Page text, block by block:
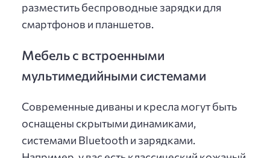
разместить беспроводные зарядки для
смартфонов и планшетов.
Мебель с встроенными
мультимедийными системами
Современные диваны и кресла могут быть
оснащены скрытыми динамиками,
системами Bluetooth и зарядками.